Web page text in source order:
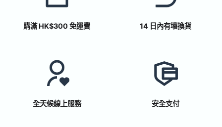
購滿 HK$300 免運費 14 日內有壞換貨
全天候線上服務 安全支付